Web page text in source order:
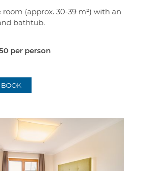
(approx. 30-39 m²) with an
bathtub.
per person
BOOK